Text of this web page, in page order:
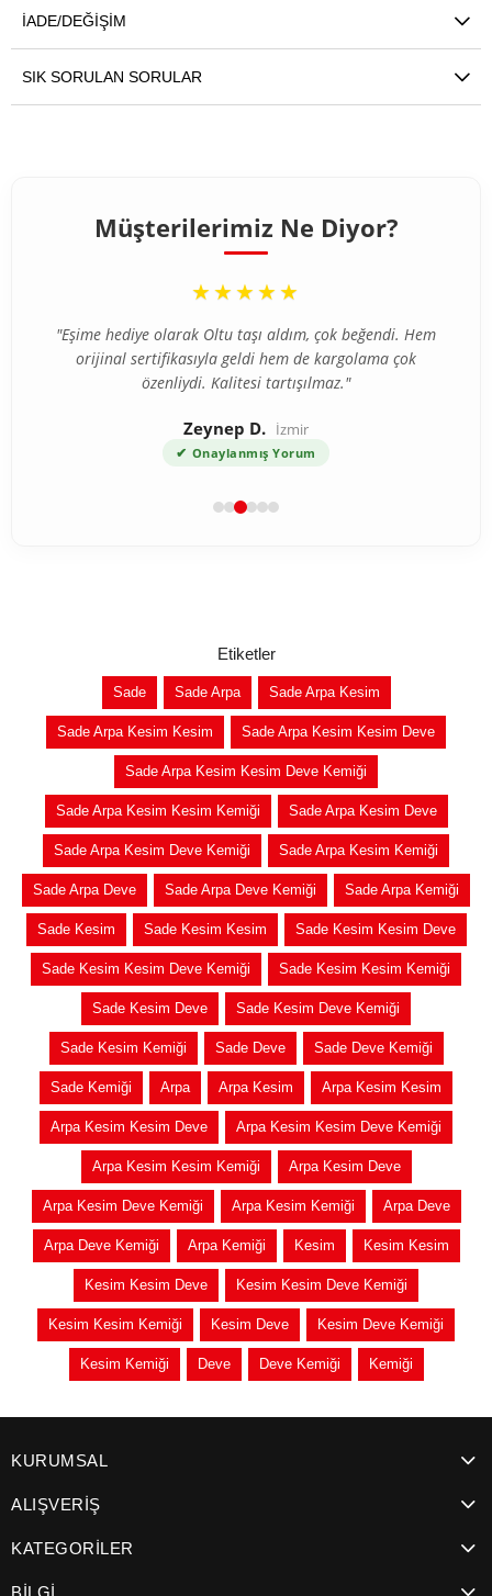
İADE/DEĞIŞIM
SIK SORULAN SORULAR
Müşterilerimiz Ne Diyor?
“
★★★★★
"Eşime hediye olarak Oltu taşı aldım, çok beğendi. Hem
orijinal sertifikasıyla geldi hem de kargolama çok
özenliydi. Kalitesi tartışılmaz."
Zeynep D. İzmir
✔ Onaylanmış Yorum
Etiketler
Sade Sade Arpa Sade Arpa Kesim
Sade Arpa Kesim Kesim Sade Arpa Kesim Kesim Deve
Sade Arpa Kesim Kesim Deve Kemiği
Sade Arpa Kesim Kesim Kemiği Sade Arpa Kesim Deve
Sade Arpa Kesim Deve Kemiği Sade Arpa Kesim Kemiği
Sade Arpa Deve Sade Arpa Deve Kemiği Sade Arpa Kemiği
Sade Kesim Sade Kesim Kesim Sade Kesim Kesim Deve
Sade Kesim Kesim Deve Kemiği Sade Kesim Kesim Kemiği
Sade Kesim Deve Sade Kesim Deve Kemiği
Sade Kesim Kemiği Sade Deve Sade Deve Kemiği
Sade Kemiği Arpa Arpa Kesim Arpa Kesim Kesim
Arpa Kesim Kesim Deve Arpa Kesim Kesim Deve Kemiği
Arpa Kesim Kesim Kemiği Arpa Kesim Deve
Arpa Kesim Deve Kemiği Arpa Kesim Kemiği Arpa Deve
Arpa Deve Kemiği Arpa Kemiği Kesim Kesim Kesim
Kesim Kesim Deve Kesim Kesim Deve Kemiği
Kesim Kesim Kemiği Kesim Deve Kesim Deve Kemiği
Kesim Kemiği Deve Deve Kemiği Kemiği
KURUMSAL
ALIŞVERİŞ
KATEGORİLER
BİLGİ